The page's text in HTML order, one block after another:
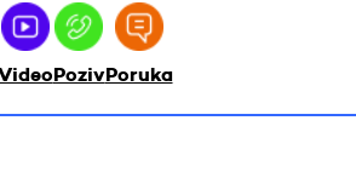
PozivPoruka